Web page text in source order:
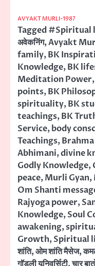
AVYAKT MURLI-1987
Tagged#Spiritual
अवेकनिंग,Avyakt
family,BK
Knowledge,BK
Meditation Power,
points,BK
spirituality,BK
teachings,BK
Service,body
Teachings,
Abhimani,divine
Godly Knowledge,
peace,Murli Gyan,
Om Shanti
Rajyoga power,
Knowledge,Soul
awakening,
Growth,Spiritual
शांति,ओम शांति मैसेज,